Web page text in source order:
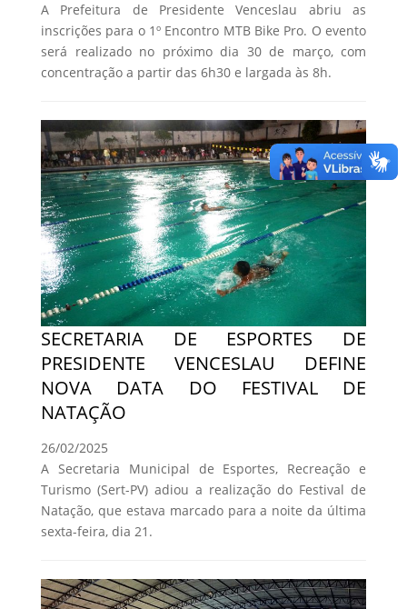
A Prefeitura de Presidente Venceslau abriu as
inscrições para o 1º Encontro MTB Bike Pro. O evento
será realizado no próximo dia 30 de março, com
concentração a partir das 6h30 e largada às 8h.
SECRETARIA DE ESPORTES DE
PRESIDENTE VENCESLAU DEFINE
NOVA DATA DO FESTIVAL DE
NATAÇÃO
26/02/2025
A Secretaria Municipal de Esportes, Recreação e
Turismo (Sert-PV) adiou a realização do Festival de
Natação, que estava marcado para a noite da última
sexta-feira, dia 21.